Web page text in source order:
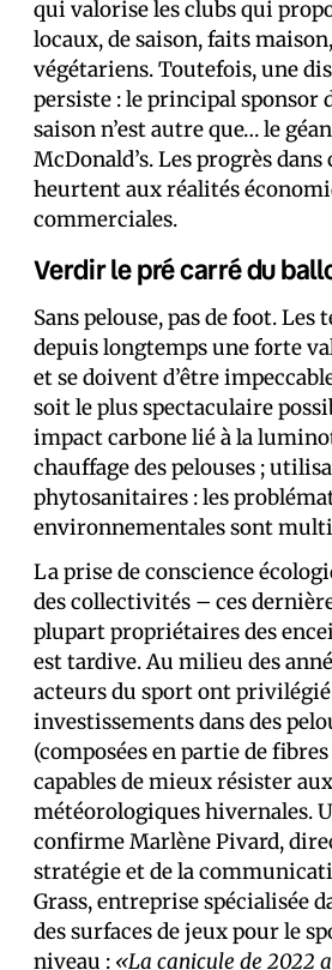
qui valorise les clubs qui
locaux, de saison, faits
végétariens. Toutefois, une
persiste : le principal sponsor
saison n’est autre que… le
McDonald’s. Les progrès dans
heurtent aux réalités
commerciales.
Verdir le pré carré du
Sans pelouse, pas de foot.
depuis longtemps une forte
et se doivent d’être
soit le plus spectaculaire
impact carbone lié à la
chauffage des pelouses ;
phytosanitaires : les
environnementales sont
La prise de conscience
des collectivités – ces
plupart propriétaires des
est tardive. Au milieu des
acteurs du sport ont privilégié
investissements dans des
(composées en partie de
capables de mieux résister
météorologiques hivernales.
confirme Marlène Pivard,
stratégie et de la
Grass, entreprise spécialisée
des surfaces de jeux pour le
niveau : «La canicule de 2022